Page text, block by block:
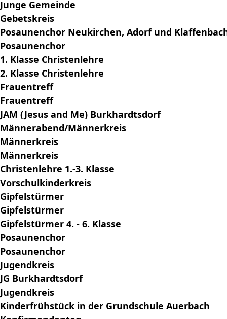
Junge Gemeinde
Gebetskreis
Posaunenchor Neukirchen, Adorf und
Posaunenchor
1. Klasse Christenlehre
2. Klasse Christenlehre
Frauentreff
Frauentreff
JAM (Jesus and Me) Burkhardtsdorf
Männerabend/Männerkreis
Männerkreis
Männerkreis
Christenlehre 1.-3. Klasse
Vorschulkinderkreis
Gipfelstürmer
Gipfelstürmer
Gipfelstürmer 4. - 6. Klasse
Posaunenchor
Posaunenchor
Jugendkreis
JG Burkhardtsdorf
Jugendkreis
Kinderfrühstück in der Grundschule Auerbach